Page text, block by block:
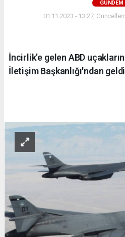
GÜNDEM
01.11.2023 - 13:27,
İncirlik’e gelen ABD
İletişim Başkanlığı'ndan geldi